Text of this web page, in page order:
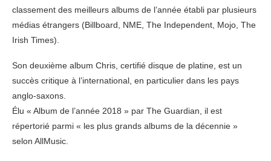
classement des meilleurs albums de l’année établi par plusieurs
médias étrangers (Billboard, NME, The Independent, Mojo, The
Irish Times).
Son deuxième album Chris, certifié disque de platine, est un
succès critique à l’international, en particulier dans les pays
anglo-saxons.
Élu « Album de l’année 2018 » par The Guardian, il est
répertorié parmi « les plus grands albums de la décennie »
selon AllMusic.